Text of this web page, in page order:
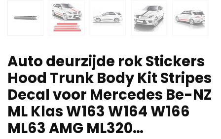
Auto deurzijde rok Stickers
Hood Trunk Body Kit Stripes
Decal voor Mercedes Be-NZ
ML Klas W163 W164 W166
ML63 AMG ML320…